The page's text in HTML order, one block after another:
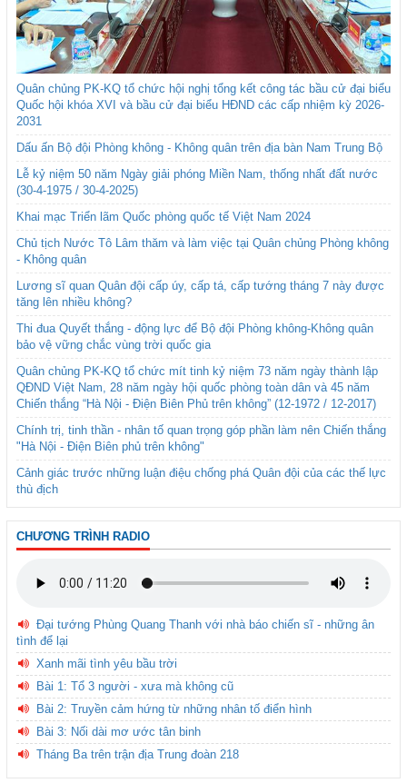
Quân chủng PK-KQ tổ chức hội nghị tổng kết công tác bầu cử đại biểu
Quốc hội khóa XVI và bầu cử đại biểu HĐND các cấp nhiệm kỳ 2026-
2031
Dấu ấn Bộ đội Phòng không - Không quân trên địa bàn Nam Trung Bộ
Lễ kỷ niệm 50 năm Ngày giải phóng Miền Nam, thống nhất đất nước
(30-4-1975 / 30-4-2025)
Khai mạc Triển lãm Quốc phòng quốc tế Việt Nam 2024
Chủ tịch Nước Tô Lâm thăm và làm việc tại Quân chủng Phòng không
- Không quân
Lương sĩ quan Quân đội cấp úy, cấp tá, cấp tướng tháng 7 này được
tăng lên nhiều không?
Thi đua Quyết thắng - động lực để Bộ đội Phòng không-Không quân
bảo vệ vững chắc vùng trời quốc gia
Quân chủng PK-KQ tổ chức mít tinh kỷ niệm 73 năm ngày thành lập
QĐND Việt Nam, 28 năm ngày hội quốc phòng toàn dân và 45 năm
Chiến thắng “Hà Nội - Điện Biên Phủ trên không” (12-1972 / 12-2017)
Chính trị, tinh thần - nhân tố quan trọng góp phần làm nên Chiến thắng
"Hà Nội - Điện Biên phủ trên không"
Cảnh giác trước những luận điệu chống phá Quân đội của các thế lực
thù địch
CHƯƠNG TRÌNH RADIO
Đại tướng Phùng Quang Thanh với nhà báo chiến sĩ - những ân
tình để lại
Xanh mãi tình yêu bầu trời
Bài 1: Tổ 3 người - xưa mà không cũ
Bài 2: Truyền cảm hứng từ những nhân tố điển hình
Bài 3: Nối dài mơ ước tân binh
Tháng Ba trên trận địa Trung đoàn 218